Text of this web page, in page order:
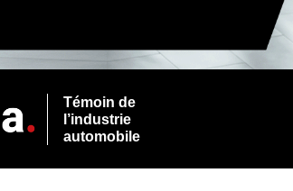
Témoin de
l’industrie
automobile